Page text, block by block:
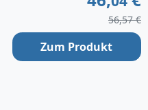
56,57 €
Zum Produkt